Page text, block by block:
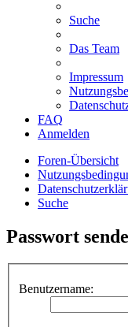
Suche
Das Team
Impressum
FAQ
Anmelden
Foren-Übersicht
Suche
Passwort
Benutzername: